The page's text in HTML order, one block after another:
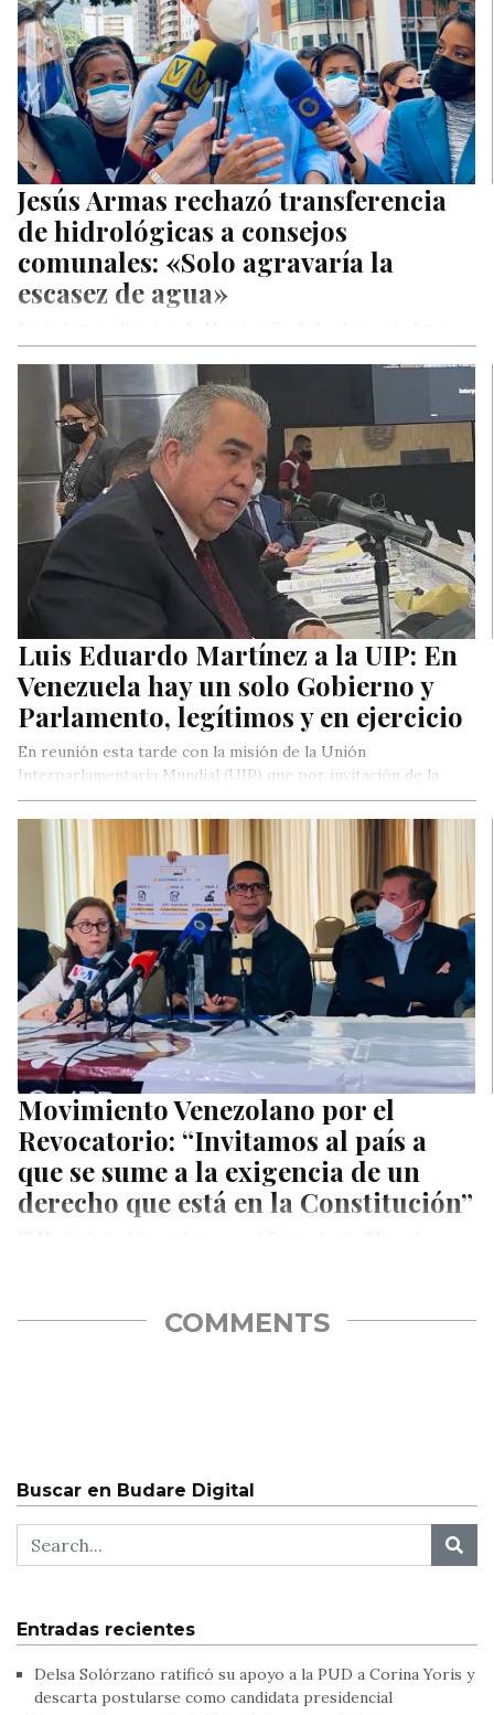
Jesús Armas rechazó transferencia
de hidrológicas a consejos
comunales: «Solo agravaría la
escasez de agua»
que es inviable, técnica y financieramente, restituir el sistema
de distribución…
Luis Eduardo Martínez a la UIP: En
Venezuela hay un solo Gobierno y
Parlamento, legítimos y en ejercicio
En reunión esta tarde con la misión de la Unión
Interparlamentaria Mundial (UIP) que por invitación de la
Asamblea Nacional…
Movimiento Venezolano por el
Revocatorio: “Invitamos al país a
que se sume a la exigencia de un
derecho que está en la Constitución”
COMMENTS
Buscar en Budare Digital
Entradas recientes
Delsa Solórzano ratificó su apoyo a la PUD a Corina Yoris y
descarta postularse como candidata presidencial